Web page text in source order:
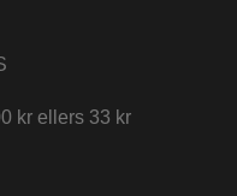
kr ellers 33 kr